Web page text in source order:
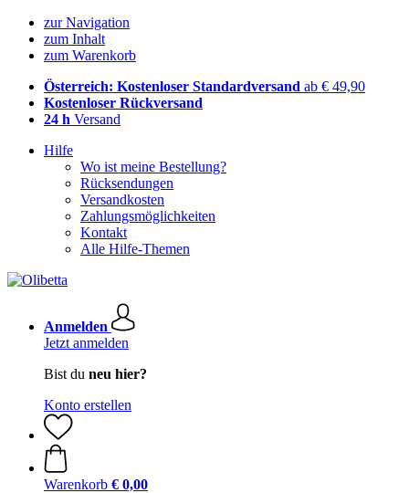
zur Navigation
zum Inhalt
zum Warenkorb
Österreich: Kostenloser Standardversand ab € 49,90
Kostenloser Rückversand
24 h Versand
Hilfe
Wo ist meine Bestellung?
Rücksendungen
Versandkosten
Zahlungsmöglichkeiten
Kontakt
Alle Hilfe-Themen
Anmelden
Jetzt anmelden
Bist du neu hier?
Konto erstellen
Warenkorb € 0,00